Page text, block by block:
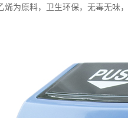
为原料，卫生环保，无毒无味